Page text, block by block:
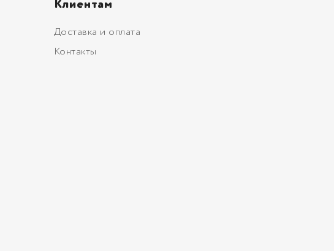
Клиентам
Доставка и оплата
Контакты